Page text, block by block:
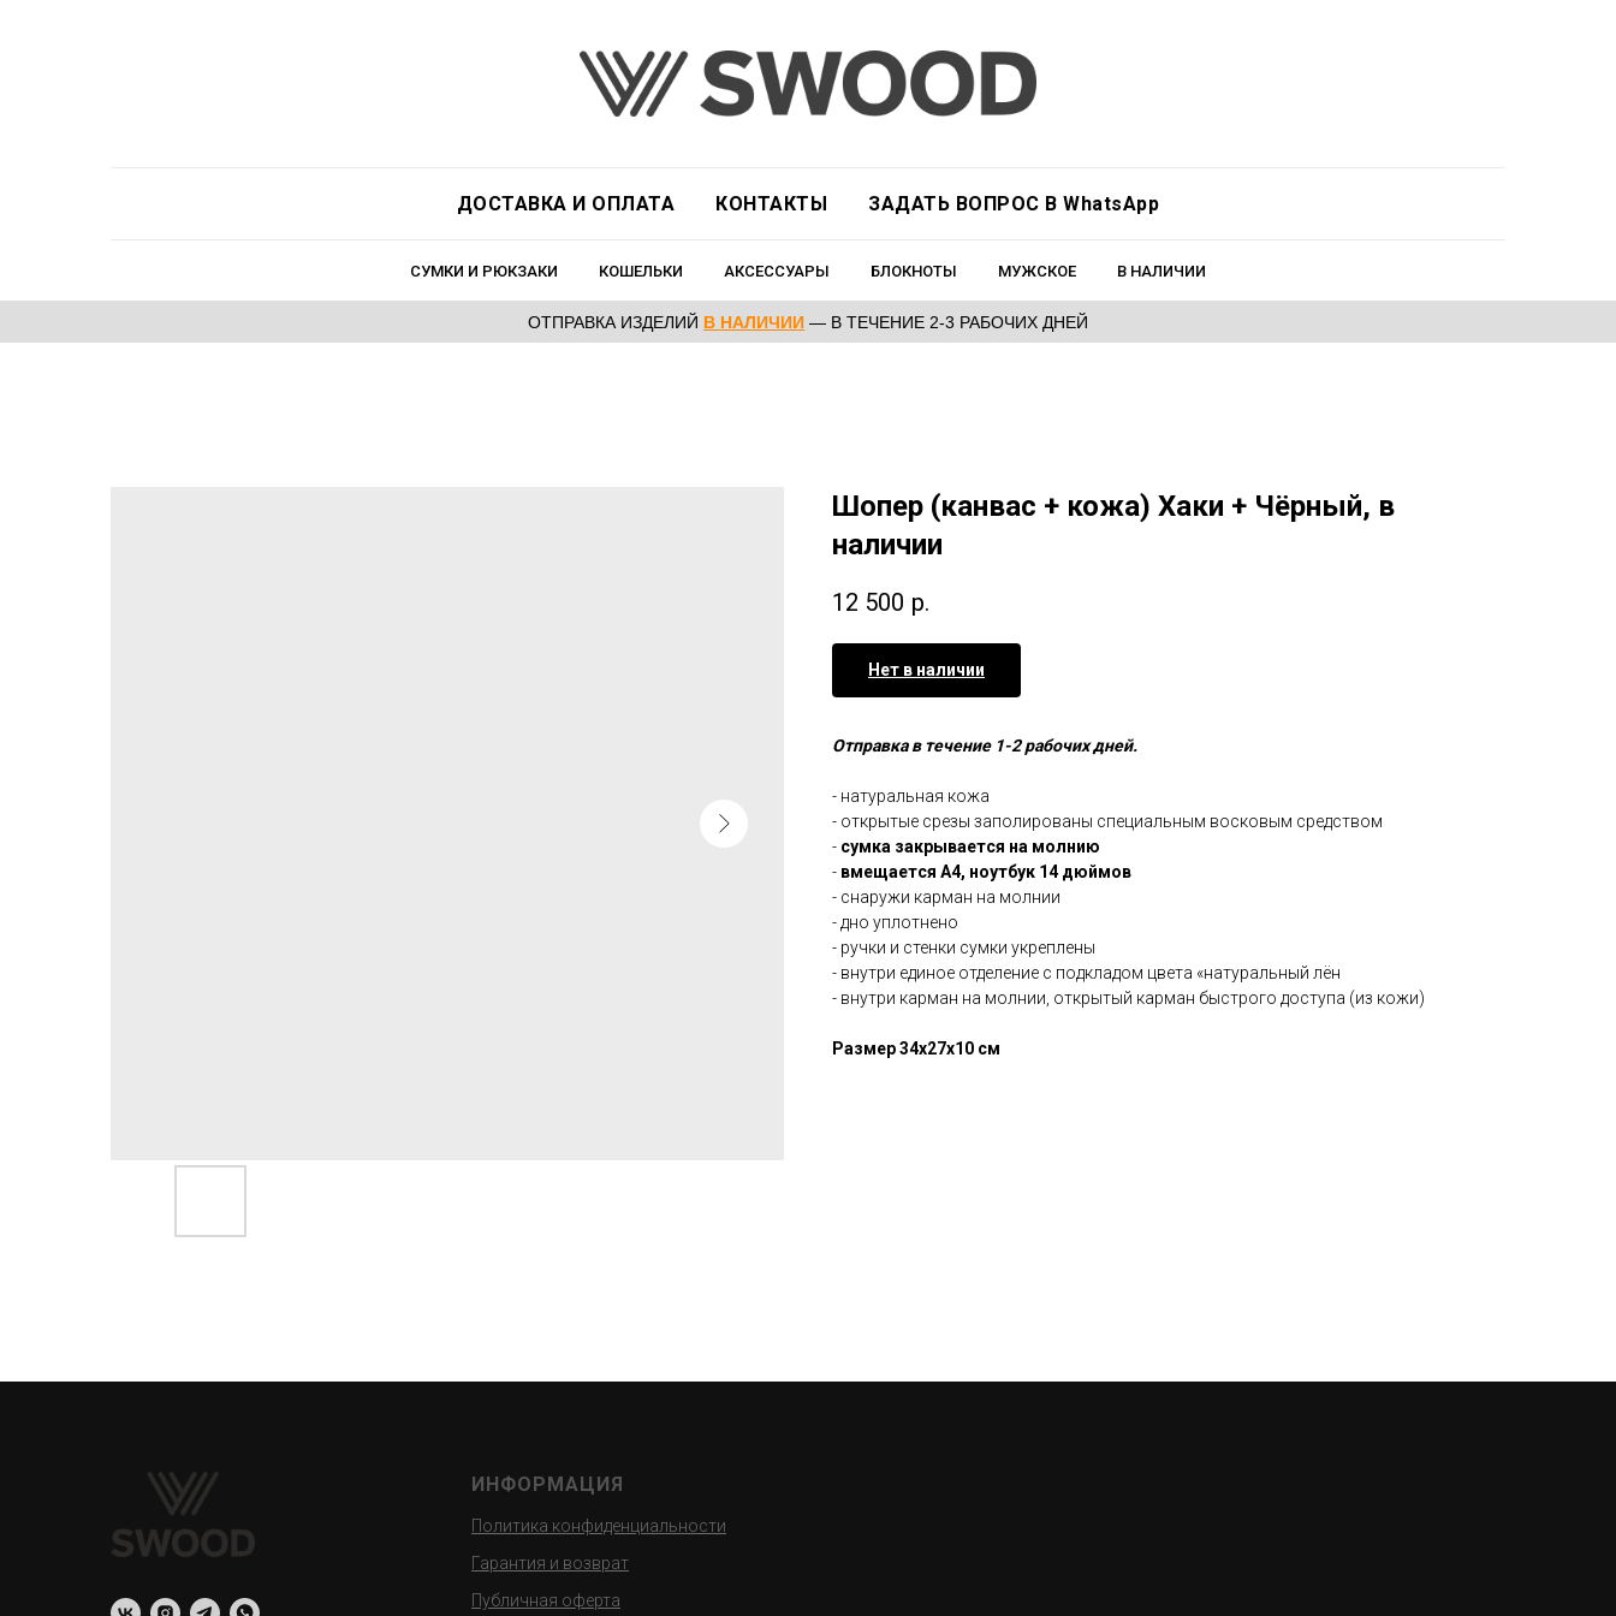
ДОСТАВКА И ОПЛАТА КОНТАКТЫ ЗАДАТЬ ВОПРОС В WhatsApp
СУМКИ И РЮКЗАКИ КОШЕЛЬКИ АКСЕССУАРЫ БЛОКНОТЫ МУЖСКОЕ В НАЛИЧИИ
ОТПРАВКА ИЗДЕЛИЙ В НАЛИЧИИ — В ТЕЧЕНИЕ 2-3 РАБОЧИХ ДНЕЙ
Шопер (канвас + кожа) Хаки + Чёрный, в
наличии
12 500 р.
Нет в наличии
Отправка в течение 1-2 рабочих дней.
- натуральная кожа
- открытые срезы заполированы специальным восковым средством
- сумка закрывается на молнию
- вмещается А4, ноутбук 14 дюймов
- снаружи карман на молнии
- дно уплотнено
- ручки и стенки сумки укреплены
- внутри единое отделение с подкладом цвета «натуральный лён
- внутри карман на молнии, открытый карман быстрого доступа (из кожи)
Размер 34х27х10 см
ИНФОРМАЦИЯ
Политика конфиденциальности
Гарантия и возврат
Публичная оферта